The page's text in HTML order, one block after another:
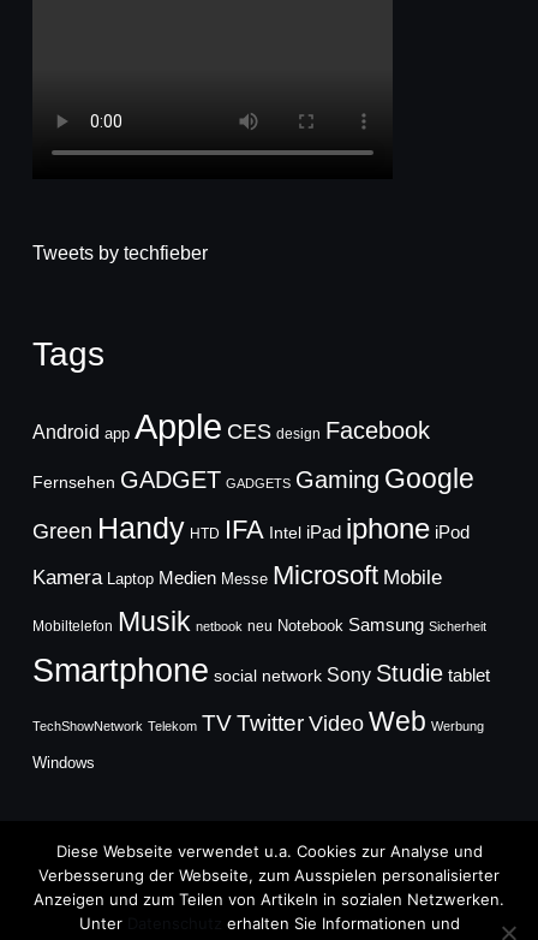
Tweets by techfieber
Tags
Android app Apple CES design Facebook
Fernsehen GADGET GADGETS Gaming Google
Green Handy HTD IFA Intel iPad iphone iPod
Kamera Laptop Medien Messe Microsoft Mobile
Mobiltelefon Musik netbook neu Notebook Samsung Sicherheit
Smartphone social network Sony Studie tablet
TechShowNetwork Telekom TVTwitter Video Web Werbung
Windows
Copyright © 2026
TechFieber Blog
Diese Webseite verwendet u.a. Cookies zur Analyse und
Verbesserung der Webseite, zum Ausspielen personalisierter
Anzeigen und zum Teilen von Artikeln in sozialen Netzwerken.
Unter
erhalten Sie Informationen und